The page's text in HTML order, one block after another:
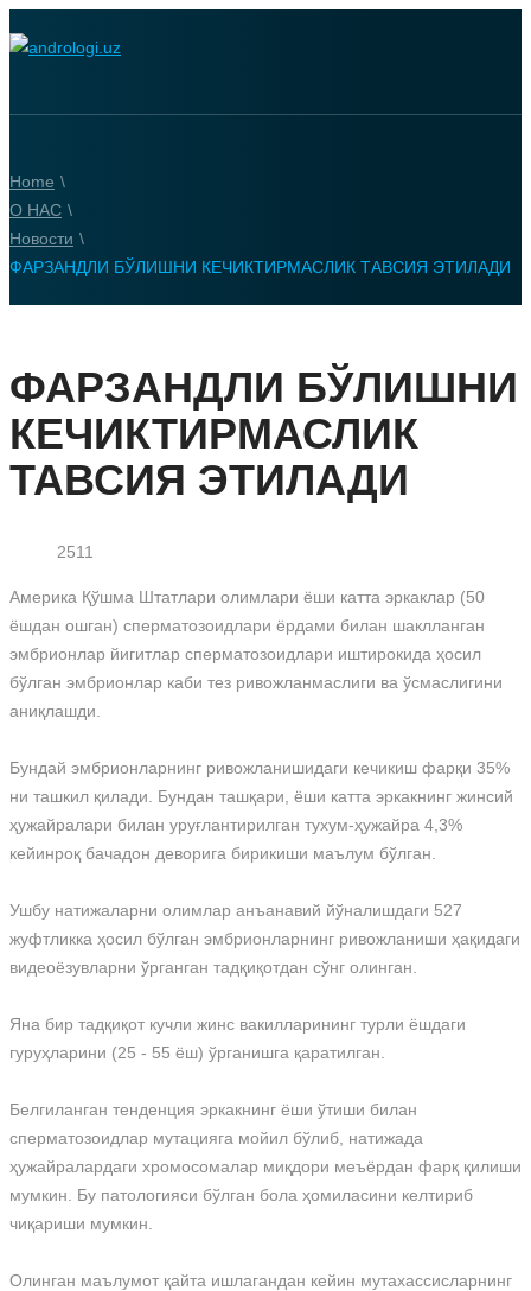
Home \
О НАС \
Новости \
ФАРЗАНДЛИ БЎЛИШНИ КЕЧИКТИРМАСЛИК ТАВСИЯ ЭТИЛАДИ
ФАРЗАНДЛИ БЎЛИШНИ
КЕЧИКТИРМАСЛИК
ТАВСИЯ ЭТИЛАДИ
2511
Америка Қўшма Штатлари олимлари ёши катта эркаклар (50
ёшдан ошган) сперматозоидлари ёрдами билан шаклланган
эмбрионлар йигитлар сперматозоидлари иштирокида ҳосил
бўлган эмбрионлар каби тез ривожланмаслиги ва ўсмаслигини
аниқлашди.
Бундай эмбрионларнинг ривожланишидаги кечикиш фарқи 35%
ни ташкил қилади. Бундан ташқари, ёши катта эркакнинг жинсий
ҳужайралари билан уруғлантирилган тухум-ҳужайра 4,3%
кейинроқ бачадон деворига бирикиши маълум бўлган.
Ушбу натижаларни олимлар анъанавий йўналишдаги 527
жуфтликка ҳосил бўлган эмбрионларнинг ривожланиши ҳақидаги
видеоёзувларни ўрганган тадқиқотдан сўнг олинган.
Яна бир тадқиқот кучли жинс вакилларининг турли ёшдаги
гуруҳларини (25 - 55 ёш) ўрганишга қаратилган.
Белгиланган тенденция эркакнинг ёши ўтиши билан
сперматозоидлар мутацияга мойил бўлиб, натижада
ҳужайралардаги хромосомалар миқдори меъёрдан фарқ қилиши
мумкин. Бу патологияси бўлган бола ҳомиласини келтириб
чиқариши мумкин.
Олинган маълумот қайта ишлагандан кейин мутахассисларнинг